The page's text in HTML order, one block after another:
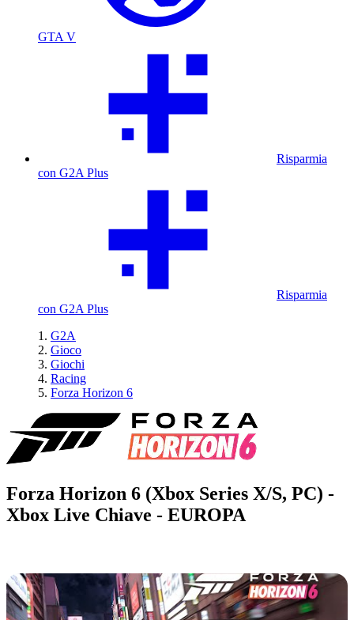
GTA V
Risparmia
con G2A Plus
Risparmia
con G2A Plus
G2A
Gioco
Giochi
Racing
Forza Horizon 6
Forza Horizon 6 (Xbox Series X/S, PC) -
Xbox Live Chiave - EUROPA